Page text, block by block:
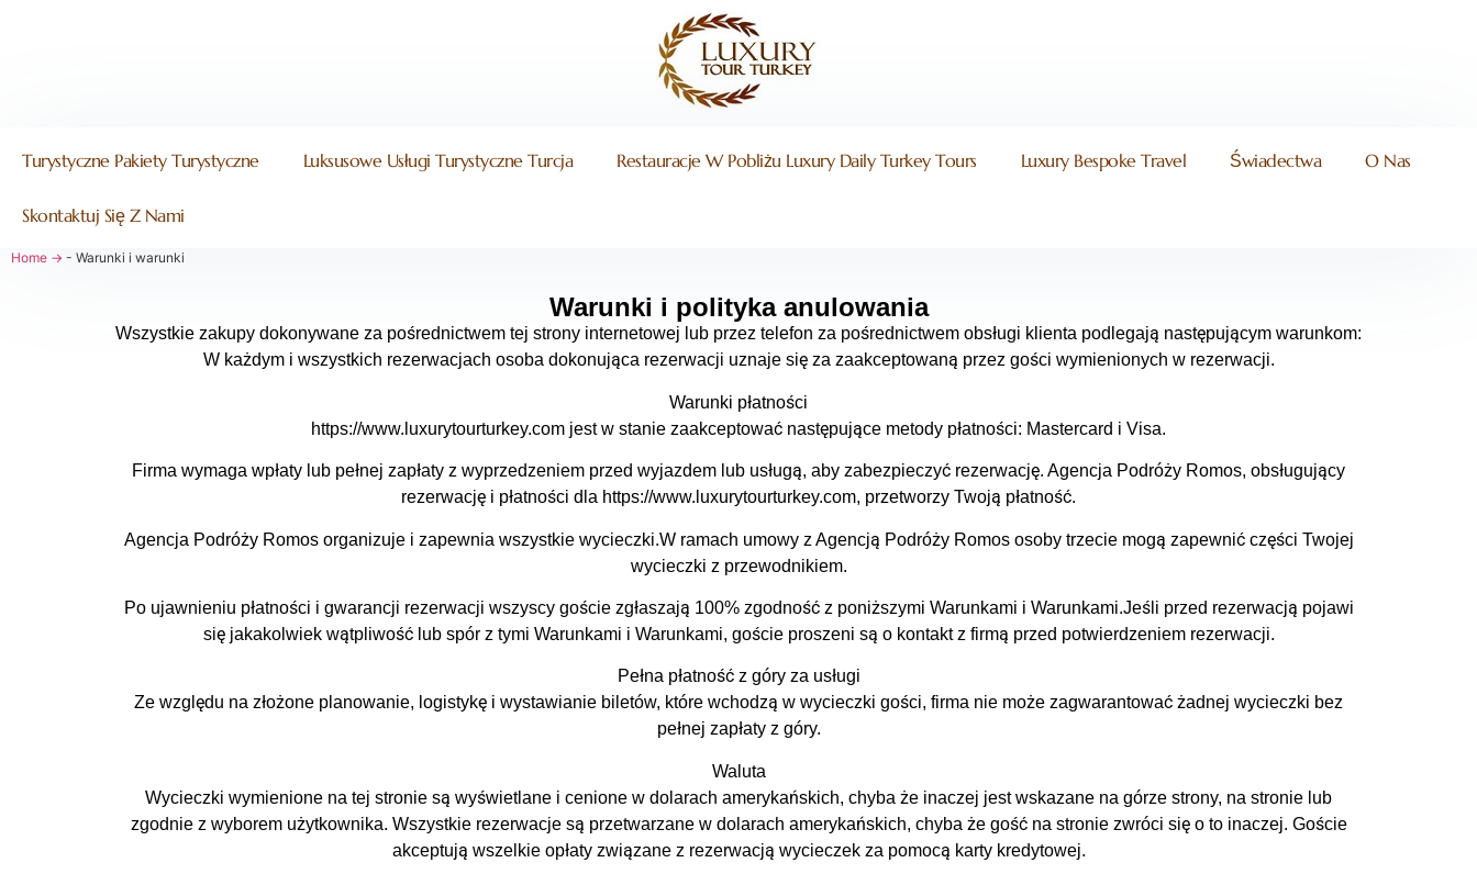
Turystyczne Pakiety Turystyczne Luksusowe Usługi Turystyczne Turcja Restauracje W Pobliżu Luxury Daily Turkey Tours Luxury Bespoke Travel Świadectwa O Nas
Skontaktuj Się Z Nami
Home → - Warunki i warunki
Warunki i polityka anulowania
Wszystkie zakupy dokonywane za pośrednictwem tej strony internetowej lub przez telefon za pośrednictwem obsługi klienta podlegają następującym warunkom:
W każdym i wszystkich rezerwacjach osoba dokonująca rezerwacji uznaje się za zaakceptowaną przez gości wymienionych w rezerwacji.
Warunki płatności
https://www.luxurytourturkey.com jest w stanie zaakceptować następujące metody płatności: Mastercard i Visa.
Firma wymaga wpłaty lub pełnej zapłaty z wyprzedzeniem przed wyjazdem lub usługą, aby zabezpieczyć rezerwację. Agencja Podróży Romos, obsługujący
rezerwację i płatności dla https://www.luxurytourturkey.com, przetworzy Twoją płatność.
Agencja Podróży Romos organizuje i zapewnia wszystkie wycieczki.W ramach umowy z Agencją Podróży Romos osoby trzecie mogą zapewnić części Twojej
wycieczki z przewodnikiem.
Po ujawnieniu płatności i gwarancji rezerwacji wszyscy goście zgłaszają 100% zgodność z poniższymi Warunkami i Warunkami.Jeśli przed rezerwacją pojawi
się jakakolwiek wątpliwość lub spór z tymi Warunkami i Warunkami, goście proszeni są o kontakt z firmą przed potwierdzeniem rezerwacji.
Pełna płatność z góry za usługi
Ze względu na złożone planowanie, logistykę i wystawianie biletów, które wchodzą w wycieczki gości, firma nie może zagwarantować żadnej wycieczki bez
pełnej zapłaty z góry.
Waluta
Wycieczki wymienione na tej stronie są wyświetlane i cenione w dolarach amerykańskich, chyba że inaczej jest wskazane na górze strony, na stronie lub
zgodnie z wyborem użytkownika. Wszystkie rezerwacje są przetwarzane w dolarach amerykańskich, chyba że gość na stronie zwróci się o to inaczej. Goście
akceptują wszelkie opłaty związane z rezerwacją wycieczek za pomocą karty kredytowej.